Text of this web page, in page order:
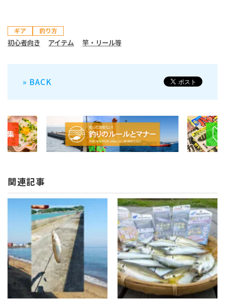
ギア 釣り方
初心者向き アイテム 竿・リール等
» BACK
関連記事